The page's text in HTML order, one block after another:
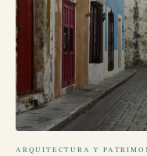
ARQUITECTURA Y